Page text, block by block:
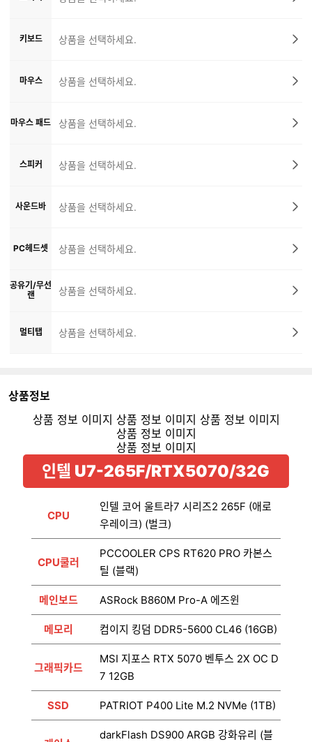
키보드 상품을 선택하세요.
마우스 상품을 선택하세요.
마우스 패드 상품을 선택하세요.
스피커 상품을 선택하세요.
사운드바 상품을 선택하세요.
PC헤드셋 상품을 선택하세요.
공유기/무선
랜
상품을 선택하세요.
멀티탭 상품을 선택하세요.
상품정보
인텔 U7-265F/RTX5070/32G
CPU
인텔 코어 울트라7 시리즈2 265F (애로
우레이크) (벌크)
CPU쿨러
PCCOOLER CPS RT620 PRO 카본스
틸 (블랙)
메인보드 ASRock B860M Pro-A 에즈윈
메모리 컴이지 킹덤 DDR5-5600 CL46 (16GB)
그래픽카드
MSI 지포스 RTX 5070 벤투스 2X OC D
7 12GB
SSD PATRIOT P400 Lite M.2 NVMe (1TB)
darkFlash DS900 ARGB 강화유리 (블